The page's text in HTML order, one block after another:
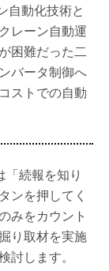
自動化技術と
レーン自動運
困難だった二
バータ制御へ
ストでの自動
続報を知り
ンを押してく
みをカウント
り取材を実施
討します。